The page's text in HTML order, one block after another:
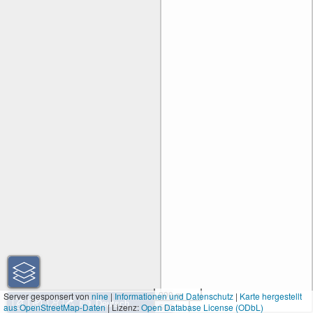
200 m
500 ft
Server gesponsert vonnine|Informationen und Datenschutz | Karte hergestellt
aus OpenStreetMap-Daten| Lizenz:Open Database License (ODbL)